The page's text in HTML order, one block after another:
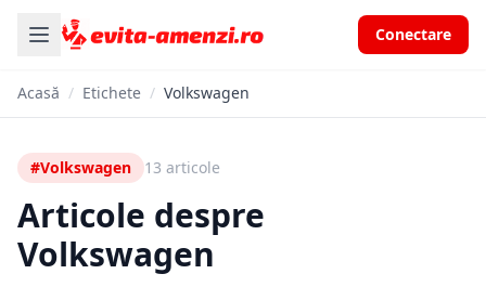
Conectare
Acasă / Etichete / Volkswagen
#Volkswagen 13 articole
Articole despre
Volkswagen